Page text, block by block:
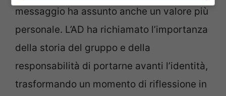
messaggio ha assunto anche un valore più
personale. L’AD ha richiamato l’importanza
della storia del gruppo e della
responsabilità di portarne avanti l’identità,
trasformando un momento di riflessione in